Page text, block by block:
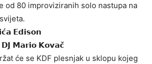
od 80 improviziranih solo nastupa na
𝗘𝗱𝗶𝘀𝗼𝗻
𝗠𝗮𝗿𝗶𝗼 𝗞𝗼𝘃𝗮𝗰̌
će se KDF plesnjak u sklopu kojeg